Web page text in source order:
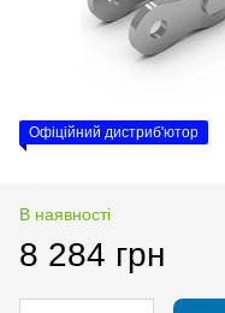
Офіційний дистриб'ютор
В наявності
8 284 грн